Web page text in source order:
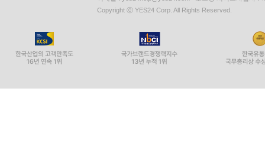
Copyright ⓒ YES24 Corp. All Rights Reserved.